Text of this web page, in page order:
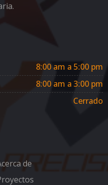
8:00 am a 5:00 pm
8:00 am a 3:00 pm
Cerrado
de